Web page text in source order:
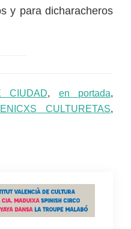
y para dicharacheros
CIUDAD, en portada,
CULTURETAS,